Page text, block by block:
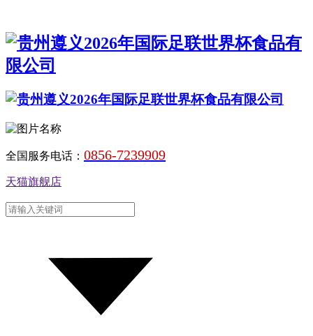
全国服务电话： 0856-7239909
天猫旗舰店